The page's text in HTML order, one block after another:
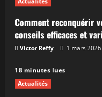
Comment reconquérir
conseils efficaces et
Victor Reffy 1 mars 2026
18 minutes lues
Actualités